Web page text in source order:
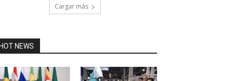
Cargar más
NEWS